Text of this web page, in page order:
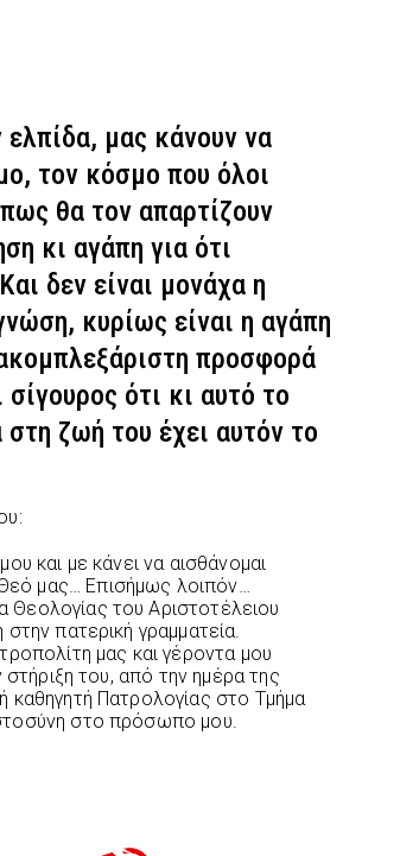
ελπίδα, μας κάνουν να
τον κόσμο που όλοι
θα τον απαρτίζουν
κι αγάπη για ότι
δεν είναι μονάχα η
κυρίως είναι η αγάπη
προσφορά
ότι κι αυτό το
ζωή του έχει αυτόν το
και με κάνει να αισθάνομαι
μας… Επισήμως λοιπόν…
του Αριστοτέλειου
πατερική γραμματεία.
μας και γέροντα μου
του, από την ημέρα της
καθηγητή Πατρολογίας στο Τμήμα
στο πρόσωπο μου.